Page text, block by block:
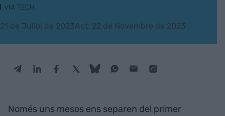
VIA TECH
21 de Juliol de 2023Act. 22 de Novembre de 2023
Només uns mesos ens separen del primer